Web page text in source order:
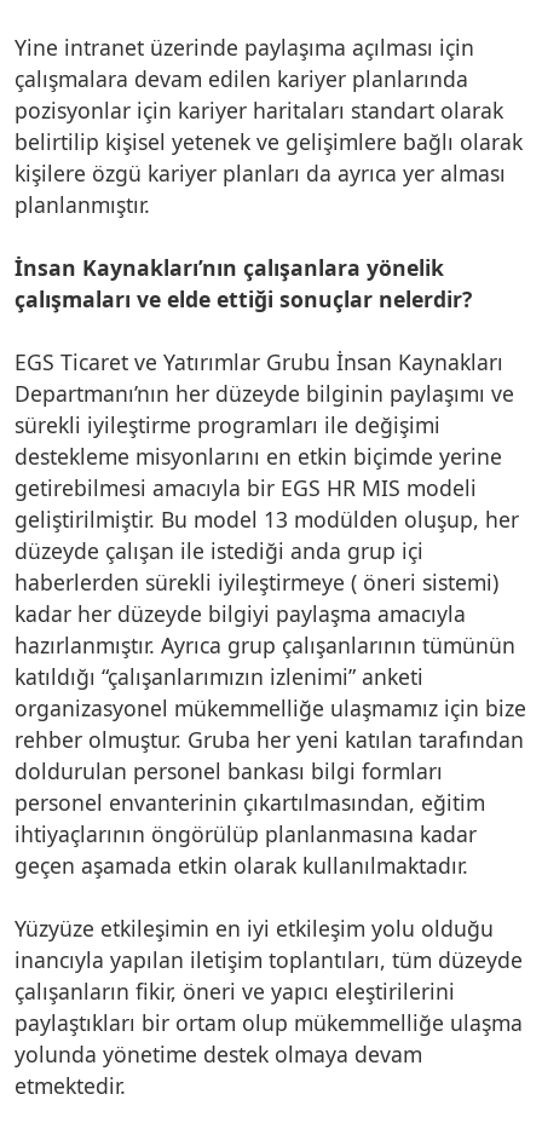
Yine intranet üzerinde paylaşıma açılması için
çalışmalara devam edilen kariyer planlarında
pozisyonlar için kariyer haritaları standart olarak
belirtilip kişisel yetenek ve gelişimlere bağlı olarak
kişilere özgü kariyer planları da ayrıca yer alması
planlanmıştır.
İnsan Kaynakları’nın çalışanlara yönelik
çalışmaları ve elde ettiği sonuçlar nelerdir?
EGS Ticaret ve Yatırımlar Grubu İnsan Kaynakları
Departmanı’nın her düzeyde bilginin paylaşımı ve
sürekli iyileştirme programları ile değişimi
destekleme misyonlarını en etkin biçimde yerine
getirebilmesi amacıyla bir EGS HR MIS modeli
geliştirilmiştir. Bu model 13 modülden oluşup, her
düzeyde çalışan ile istediği anda grup içi
haberlerden sürekli iyileştirmeye ( öneri sistemi)
kadar her düzeyde bilgiyi paylaşma amacıyla
hazırlanmıştır. Ayrıca grup çalışanlarının tümünün
katıldığı “çalışanlarımızın izlenimi” anketi
organizasyonel mükemmelliğe ulaşmamız için bize
rehber olmuştur. Gruba her yeni katılan tarafından
doldurulan personel bankası bilgi formları
personel envanterinin çıkartılmasından, eğitim
ihtiyaçlarının öngörülüp planlanmasına kadar
geçen aşamada etkin olarak kullanılmaktadır.
Yüzyüze etkileşimin en iyi etkileşim yolu olduğu
inancıyla yapılan iletişim toplantıları, tüm düzeyde
çalışanların fikir, öneri ve yapıcı eleştirilerini
paylaştıkları bir ortam olup mükemmelliğe ulaşma
yolunda yönetime destek olmaya devam
etmektedir.